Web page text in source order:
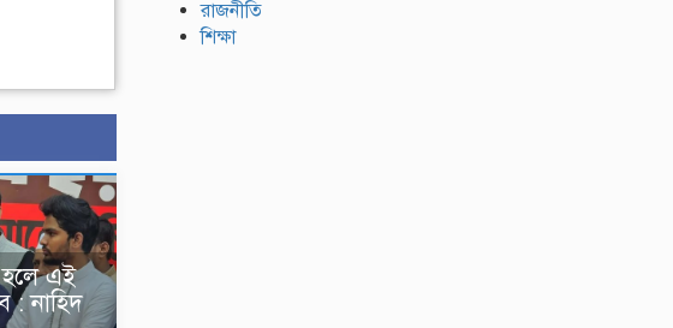
হলে এই
: নাহিদ
রাজনীতি
শিক্ষা